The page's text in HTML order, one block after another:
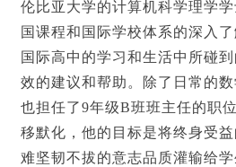
伦比亚大学的计算机科学理学
国课程和国际学校体系的深入
国际高中的学习和生活中所碰
效的建议和帮助。除了日常的
也担任了9年级B班班主任的职
移默化，他的目标是将终身受
难坚韧不拔的意志品质灌输给